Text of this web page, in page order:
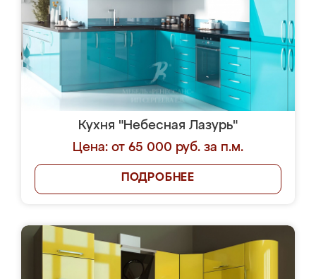
Кухня "Небесная Лазурь"
Цена: от 65 000 руб. за п.м.
ПОДРОБНЕЕ